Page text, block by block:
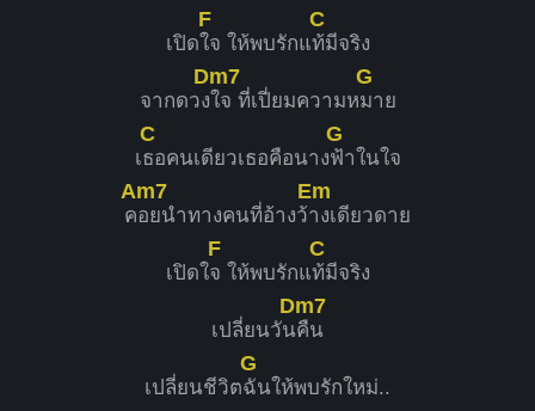
เปิด
F
ใจ ให้พบรักแ
C
ท้มีจริง
จากดวง
Dm7
ใจ ที่เปี่ยมความห
G
มาย
เ
C
ธอคนเดียวเธอคือนาง
G
ฟ้าในใจ
ค
Am7
อยนำทางคนที่อ้างว้
Em
างเดียวดาย
เปิดใ
F
จ ให้พบรักแ
C
ท้มีจริง
เปลี่ยนวัน
Dm7
คืน
เปลี่ยนชีวิต
G
ฉันให้พบรักใหม่..